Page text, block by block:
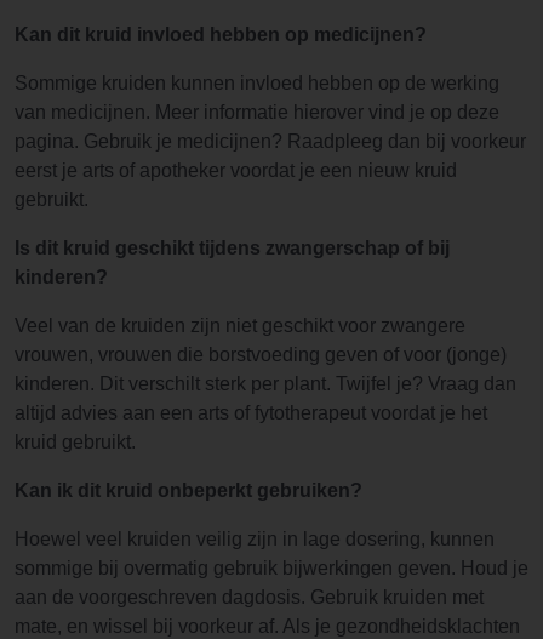
Kan dit kruid invloed hebben op medicijnen?
Sommige kruiden kunnen invloed hebben op de werking
van medicijnen. Meer informatie hierover vind je op deze
pagina. Gebruik je medicijnen? Raadpleeg dan bij voorkeur
eerst je arts of apotheker voordat je een nieuw kruid
gebruikt.
Is dit kruid geschikt tijdens zwangerschap of bij
kinderen?
Veel van de kruiden zijn niet geschikt voor zwangere
vrouwen, vrouwen die borstvoeding geven of voor (jonge)
kinderen. Dit verschilt sterk per plant. Twijfel je? Vraag dan
altijd advies aan een arts of fytotherapeut voordat je het
kruid gebruikt.
Kan ik dit kruid onbeperkt gebruiken?
Hoewel veel kruiden veilig zijn in lage dosering, kunnen
sommige bij overmatig gebruik bijwerkingen geven. Houd je
aan de voorgeschreven dagdosis. Gebruik kruiden met
mate, en wissel bij voorkeur af. Als je gezondheidsklachten